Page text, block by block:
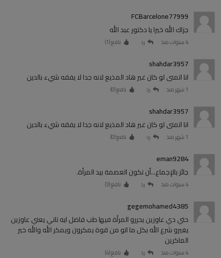
FCBarcelone77999
جزاك الله خيرا يا دكتور عبد الله
4 سنوات منذ رد نافع (1
)
shahdar3957
انا اتمنى لو كان غير هاد المذيع لانه جدا لا يفقه شيء بالدين
1 شهر منذ رد نافع (0
)
shahdar3957
انا اتمنى لو كان غير هاد المذيع لانه جدا لا يفقه شيء بالدين
1 شهر منذ رد نافع (0
)
eman9284
جائز بالإجماع...أن تكون العصمة بيد المرأة.
4 سنوات منذ رد نافع (3
)
gegemohamed4385
حتي دي عاوزين يحررو المرأة فيها طب فاضل ايه تاني يعني عاوزين
يغيرو شرع الله بكل ما اتو من قوة يمكرون ويمكر الله والله خير
الماكرين
4 سنوات منذ رد نافع (4
)